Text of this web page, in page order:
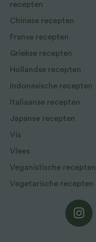
recepten
Chinese recepten
Franse recepten
Griekse recepten
Hollandse recepten
Indonesische recepten
Italiaanse recepten
Japanse recepten
Vis
Vlees
Veganistische recepten
Vegetarische recepten